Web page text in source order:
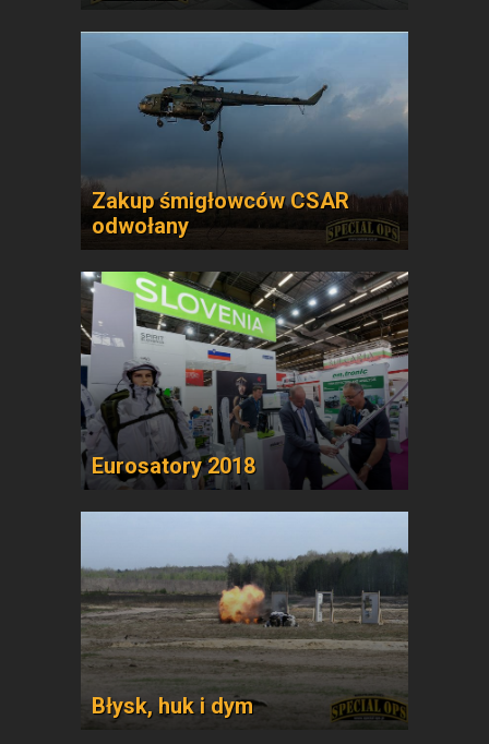
Zakup śmigłowców CSAR
odwołany
Eurosatory 2018
Błysk, huk i dym